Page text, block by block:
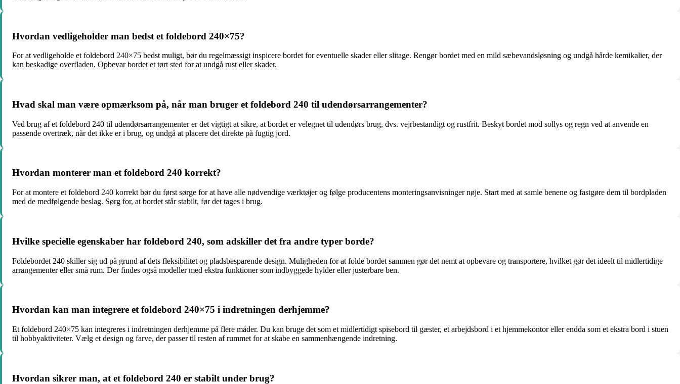
Hvordan vedligeholder man bedst et foldebord 240×75?
For at vedligeholde et foldebord 240×75 bedst muligt, bør du regelmæssigt inspicere bordet for eventuelle skader eller slitage. Rengør bordet med en mild sæbevandsløsning og undgå hårde kemikalier, der
kan beskadige overfladen. Opbevar bordet et tørt sted for at undgå rust eller skader.
Hvad skal man være opmærksom på, når man bruger et foldebord 240 til udendørsarrangementer?
Ved brug af et foldebord 240 til udendørsarrangementer er det vigtigt at sikre, at bordet er velegnet til udendørs brug, dvs. vejrbestandigt og rustfrit. Beskyt bordet mod sollys og regn ved at anvende en
passende overtræk, når det ikke er i brug, og undgå at placere det direkte på fugtig jord.
Hvordan monterer man et foldebord 240 korrekt?
For at montere et foldebord 240 korrekt bør du først sørge for at have alle nødvendige værktøjer og følge producentens monteringsanvisninger nøje. Start med at samle benene og fastgøre dem til bordpladen
med de medfølgende beslag. Sørg for, at bordet står stabilt, før det tages i brug.
Hvilke specielle egenskaber har foldebord 240, som adskiller det fra andre typer borde?
Foldebordet 240 skiller sig ud på grund af dets fleksibilitet og pladsbesparende design. Muligheden for at folde bordet sammen gør det nemt at opbevare og transportere, hvilket gør det ideelt til midlertidige
arrangementer eller små rum. Der findes også modeller med ekstra funktioner som indbyggede hylder eller justerbare ben.
Hvordan kan man integrere et foldebord 240×75 i indretningen derhjemme?
Et foldebord 240×75 kan integreres i indretningen derhjemme på flere måder. Du kan bruge det som et midlertidigt spisebord til gæster, et arbejdsbord i et hjemmekontor eller endda som et ekstra bord i stuen
til hobbyaktiviteter. Vælg et design og farve, der passer til resten af rummet for at skabe en sammenhængende indretning.
Hvordan sikrer man, at et foldebord 240 er stabilt under brug?